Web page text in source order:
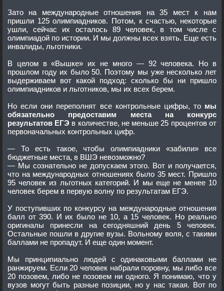
Зато на международные отношения на 35 мест к нам
пришли 125 олимпиадников. Потом, к счастью, некоторые
ушли, сейчас их осталось 89 человек, в том числе с
олимпиадой по истории. И мы должны всех взять. Еще есть
инвалиды, льготники.
В целом в «Вышке» их не много — 92 человека. Но в
прошлом году их было 50. Поэтому мы уже несколько лет
выдерживаем вот какой подход: сколько бы ни пришло
олимпиадников и льготников, мы их всех берем.
Но если они переполнят все контрольные цифры, то мы
обязательно предоставим места на конкурс
результатов ЕГЭ в количестве, не меньше 25 процентов от
первоначальных контрольных цифр.
— То есть такое, чтобы олимпиадники «забили» все
бюджетные места, в ВШЭ невозможно?
— Мы сознательно не допускаем этого. Вот и получается,
что на международных отношениях было 35 мест. Пришло
95 человек из льготных категорий. И мы еще не менее 10
человек берем в первую волну по результатам ЕГЭ.
У поступивших по конкурсу на международные отношения
балл от 390. И их было не 10, а 15 человек. Но реально
оригиналы принесли на сегодняшний день 5 человек.
Остальные пошли в другие вузы. Вольному воля, с такими
баллами не пропадут. И еще один момент.
Мы принципиально людей с одинаковыми баллами не
ранжируем. Если 20 человек набрали поровну, мы либо все
20 позовем, либо не позовем ни одного. Я понимаю, что у
вузов могут быть разные позиции, но у нас такая. Вот по